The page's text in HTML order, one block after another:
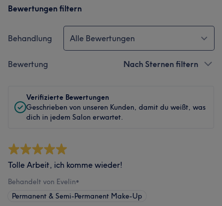
Bewertungen filtern
Behandlung Alle Bewertungen
Bewertung Nach Sternen filtern
Verifizierte Bewertungen
Geschrieben von unseren Kunden, damit du weißt, was
dich in jedem Salon erwartet.
Tolle Arbeit, ich komme wieder!
Behandelt von Evelin•
Permanent & Semi-Permanent Make-Up